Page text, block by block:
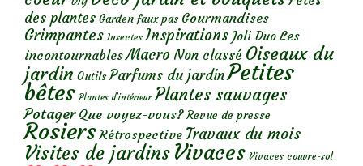
des plantes Garden faux pas Gourmandises
Grimpantes Insectes Inspirations Joli Duo Les
incontournables Macro Non classé Oiseaux du
jardin Outils Parfums du jardinPetites
bêtes Plantes d’intérieur Plantes sauvages
Potager Que voyez-vous? Revue de presse
Rosiers Rétrospective Travaux du mois
Visites de jardins Vivaces Vivaces couvre-sol